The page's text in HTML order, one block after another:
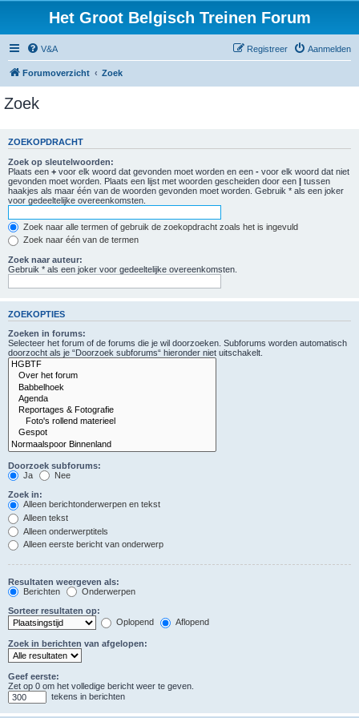
Het Groot Belgisch Treinen Forum
V&A Aanmelden
Registreer
Forumoverzicht Zoek
Zoek
ZOEKOPDRACHT
Zoek op sleutelwoorden:
Plaats een + voor elk woord dat gevonden moet worden en een - voor elk woord dat niet
gevonden moet worden. Plaats een lijst met woorden gescheiden door een | tussen
haakjes als maar één van de woorden gevonden moet worden. Gebruik * als een joker
voor gedeeltelijke overeenkomsten.
Zoek naar alle termen of gebruik de zoekopdracht zoals het is ingevuld
Zoek naar één van de termen
Zoek naar auteur:
Gebruik * als een joker voor gedeeltelijke overeenkomsten.
ZOEKOPTIES
Zoeken in forums:
Selecteer het forum of de forums die je wil doorzoeken. Subforums worden automatisch
doorzocht als je “Doorzoek subforums“ hieronder niet uitschakelt.
Doorzoek subforums:
Ja
Nee
Zoek in:
Alleen berichtonderwerpen en tekst
Alleen tekst
Alleen onderwerptitels
Alleen eerste bericht van onderwerp
Resultaten weergeven als:
Berichten
Onderwerpen
Sorteer resultaten op:
Oplopend
Aflopend
Zoek in berichten van afgelopen:
Geef eerste:
Zet op 0 om het volledige bericht weer te geven.
tekens in berichten